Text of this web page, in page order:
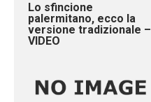
Lo sfincione
palermitano, ecco la
versione tradizionale –
VIDEO